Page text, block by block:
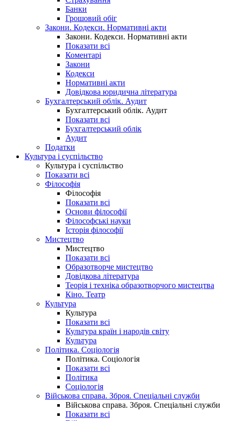
Банки
Грошовий обіг
Закони. Кодекси. Нормативні акти
Закони. Кодекси. Нормативні акти
Показати всі
Коментарі
Закони
Кодекси
Нормативні акти
Довідкова юридична література
Бухгалтерський облік. Аудит
Бухгалтерський облік. Аудит
Показати всі
Бухгалтерський облік
Аудит
Податки
Культура і суспільство
Культура і суспільство
Показати всі
Філософія
Філософія
Показати всі
Основи філософії
Філософські науки
Історія філософії
Мистецтво
Мистецтво
Показати всі
Образотворче мистецтво
Довідкова література
Теорія і техніка образотворчого мистецтва
Кіно. Театр
Культура
Культура
Показати всі
Культура країн і народів світу
Культура
Політика. Соціологія
Політика. Соціологія
Показати всі
Політика
Соціологія
Військова справа. Зброя. Спеціальні служби
Військова справа. Зброя. Спеціальні служби
Показати всі